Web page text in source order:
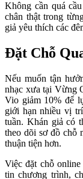
Không cần quá
chân thật trong
giả yêu thích các
Đặt Chỗ
Nếu muốn tận
nhạc xưa tại Vừng
Vio giảm 10% để
giới hạn nhiều vị
tuần. Khán giả có
theo dõi sơ đồ chỗ
thuận tiện hơn.
Việc đặt chỗ
tin chương trình,